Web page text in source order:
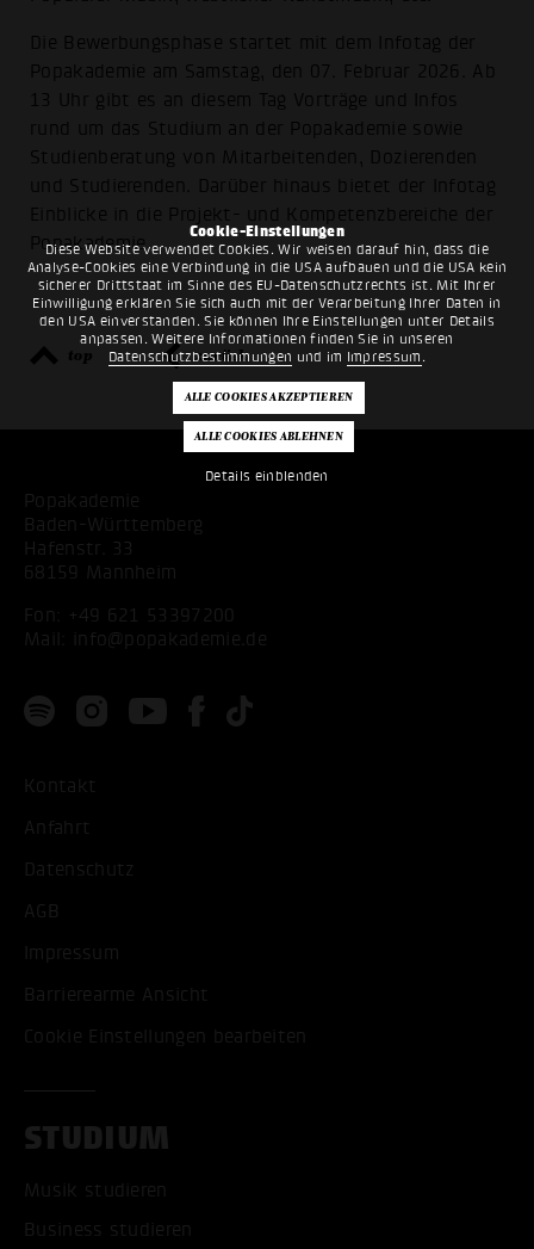
Cookie-Einstellungen
Diese Website verwendet Cookies. Wir weisen darauf hin, dass die
Analyse-Cookies eine Verbindung in die USA aufbauen und die USA kein
sicherer Drittstaat im Sinne des EU-Datenschutzrechts ist. Mit Ihrer
Einwilligung erklären Sie sich auch mit der Verarbeitung Ihrer Daten in
den USA einverstanden. Sie können Ihre Einstellungen unter Details
anpassen. Weitere Informationen finden Sie in unseren
Datenschutzbestimmungen und im Impressum .
Details einblenden
Die Bewerbungsphase startet mit dem Infotag der
Popakademie am Samstag, den 07. Februar 2026. Ab
13 Uhr gibt es an diesem Tag Vorträge und Infos
rund um das Studium an der Popakademie sowie
Studienberatung von Mitarbeitenden, Dozierenden
und Studierenden. Darüber hinaus bietet der Infotag
Einblicke in die Projekt- und Kompetenzbereiche der
Popakademie
top zurück
Popakademie
Baden-Württemberg
Hafenstr. 33
68159 Mannheim
Fon:
+49 621 53397200
Mail:
info@popakademie.de
Kontakt
Anfahrt
Datenschutz
AGB
Impressum
Barrierearme Ansicht
Cookie Einstellungen bearbeiten
STUDIUM
Musik studieren
Business studieren